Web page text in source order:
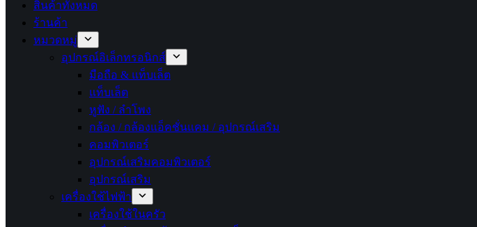
สินค้าทั้งหมด
ร้านค้า
หมวดหมู่
อุปกรณ์อิเล็กทรอนิกส์
มือถือ & แท็บเล็ต
แท็บเล็ต
หูฟัง / ลำโพง
กล้อง / กล้องแอ็คชั่นแคม / อุปกรณ์เสริม
คอมพิวเตอร์
อุปกรณ์เสริมคอมพิวเตอร์
อุปกรณ์เสริม
เครื่องใช้ไฟฟ้า
เครื่องใช้ในครัว